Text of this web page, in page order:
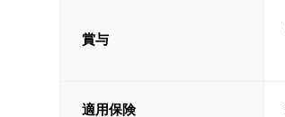
賞与
適用保険